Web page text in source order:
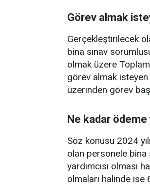
Görev almak
Gerçekleştirilecek
bina sınav
olmak üzere
görev almak
üzerinden görev
Ne kadar ödeme
Söz konusu 2024
olan personele bina
yardımcısı olması
olmaları halinde ise